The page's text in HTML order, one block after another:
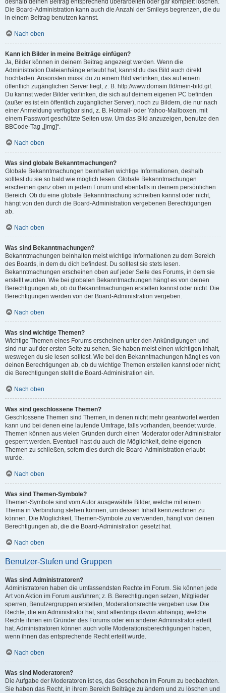
deshalb deinen Beitrag entsprechend überarbeiten oder gar komplett löschen.
Die Board-Administration kann auch die Anzahl der Smileys begrenzen, die du
in einem Beitrag benutzen kannst.
Nach oben
Kann ich Bilder in meine Beiträge einfügen?
Ja, Bilder können in deinem Beitrag angezeigt werden. Wenn die
Administration Dateianhänge erlaubt hat, kannst du das Bild auch direkt
hochladen. Ansonsten musst du zu einem Bild verlinken, das auf einem
öffentlich zugänglichen Server liegt, z. B. http://www.domain.tld/mein-bild.gif.
Du kannst weder Bilder verlinken, die sich auf deinem eigenen PC befinden
(außer es ist ein öffentlich zugänglicher Server), noch zu Bildern, die nur nach
einer Anmeldung verfügbar sind, z. B. Hotmail- oder Yahoo-Mailboxen, mit
einem Passwort geschützte Seiten usw. Um das Bild anzuzeigen, benutze den
BBCode-Tag „[img]“.
Nach oben
Was sind globale Bekanntmachungen?
Globale Bekanntmachungen beinhalten wichtige Informationen, deshalb
solltest du sie so bald wie möglich lesen. Globale Bekanntmachungen
erscheinen ganz oben in jedem Forum und ebenfalls in deinem persönlichen
Bereich. Ob du eine globale Bekanntmachung schreiben kannst oder nicht,
hängt von den durch die Board-Administration vergebenen Berechtigungen
ab.
Nach oben
Was sind Bekanntmachungen?
Bekanntmachungen beinhalten meist wichtige Informationen zu dem Bereich
des Boards, in dem du dich befindest. Du solltest sie stets lesen.
Bekanntmachungen erscheinen oben auf jeder Seite des Forums, in dem sie
erstellt wurden. Wie bei globalen Bekanntmachungen hängt es von deinen
Berechtigungen ab, ob du Bekanntmachungen erstellen kannst oder nicht. Die
Berechtigungen werden von der Board-Administration vergeben.
Nach oben
Was sind wichtige Themen?
Wichtige Themen eines Forums erscheinen unter den Ankündigungen und
sind nur auf der ersten Seite zu sehen. Sie haben meist einen wichtigen Inhalt,
weswegen du sie lesen solltest. Wie bei den Bekanntmachungen hängt es von
deinen Berechtigungen ab, ob du wichtige Themen erstellen kannst oder nicht;
die Berechtigungen stellt die Board-Administration ein.
Nach oben
Was sind geschlossene Themen?
Geschlossene Themen sind Themen, in denen nicht mehr geantwortet werden
kann und bei denen eine laufende Umfrage, falls vorhanden, beendet wurde.
Themen können aus vielen Gründen durch einen Moderator oder Administrator
gesperrt werden. Eventuell hast du auch die Möglichkeit, deine eigenen
Themen zu schließen, sofern dies durch die Board-Administration erlaubt
wurde.
Nach oben
Was sind Themen-Symbole?
Themen-Symbole sind vom Autor ausgewählte Bilder, welche mit einem
Thema in Verbindung stehen können, um dessen Inhalt kennzeichnen zu
können. Die Möglichkeit, Themen-Symbole zu verwenden, hängt von deinen
Berechtigungen ab, die die Board-Administration gesetzt hat.
Nach oben
Benutzer-Stufen und Gruppen
Was sind Administratoren?
Administratoren haben die umfassendsten Rechte im Forum. Sie können jede
Art von Aktion im Forum ausführen; z. B. Berechtigungen setzen, Mitglieder
sperren, Benutzergruppen erstellen, Moderationsrechte vergeben usw. Die
Rechte, die ein Administrator hat, sind allerdings davon abhängig, welche
Rechte ihnen ein Gründer des Forums oder ein anderer Administrator erteilt
hat. Administratoren können auch volle Moderationsberechtigungen haben,
wenn ihnen das entsprechende Recht erteilt wurde.
Nach oben
Was sind Moderatoren?
Die Aufgabe der Moderatoren ist es, das Geschehen im Forum zu beobachten.
Sie haben das Recht, in ihrem Bereich Beiträge zu ändern und zu löschen und